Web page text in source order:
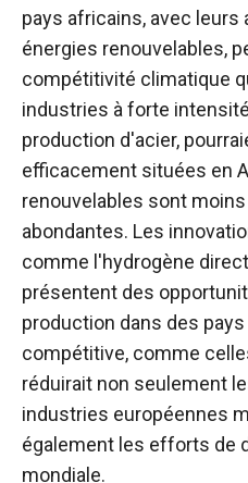
pays africains, avec
énergies renouvelables,
compétitivité climatique
industries à forte
production d'acier,
efficacement situées en
renouvelables sont
abondantes. Les
comme l'hydrogène
présentent des
production dans des
compétitive, comme
réduirait non seulement
industries européennes
également les efforts de
mondiale.